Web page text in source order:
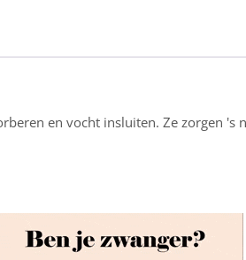
en vocht insluiten. Ze zorgen